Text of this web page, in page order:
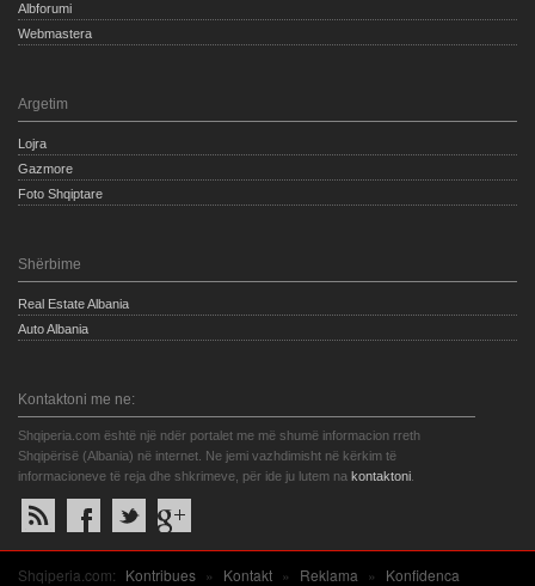
Albforumi
Webmastera
Argetim
Lojra
Gazmore
Foto Shqiptare
Shërbime
Real Estate Albania
Auto Albania
Kontaktoni me ne:
Shqiperia.com është një ndër portalet me më shumë informacion rreth
Shqipërisë (Albania) në internet. Ne jemi vazhdimisht në kërkim të
informacioneve të reja dhe shkrimeve, për ide ju lutem na kontaktoni
Shqiperia.com: Kontribues » Kontakt » Reklama » Konfidenca